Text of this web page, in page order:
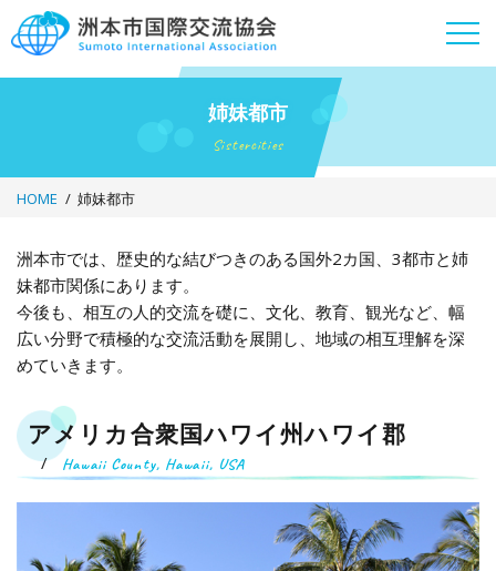
Skip
to
姉妹都市
Sistercities
HOME 姉妹都市
姉
妹
都
市
洲本市では、歴史的な結びつきのある国外2カ国、3都市と姉
妹都市関係にあります。
今後も、相互の人的交流を礎に、文化、教育、観光など、幅
広い分野で積極的な交流活動を展開し、地域の相互理解を深
めていきます。
アメリカ合衆国ハワイ州ハワイ郡
Hawaii County, Hawaii, USA